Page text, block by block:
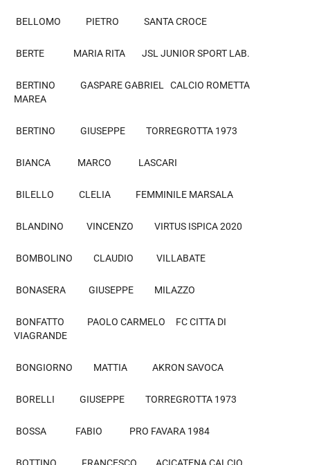
BELLOMO PIETRO SANTA CROCE
BERTE MARIA RITA JSL JUNIOR SPORT LAB.
BERTINO GASPARE GABRIEL CALCIO ROMETTA
MAREA
BERTINO GIUSEPPE TORREGROTTA 1973
BIANCA MARCO LASCARI
BILELLO CLELIA FEMMINILE MARSALA
BLANDINO VINCENZO VIRTUS ISPICA 2020
BOMBOLINO CLAUDIO VILLABATE
BONASERA GIUSEPPE MILAZZO
BONFATTO PAOLO CARMELO FC CITTA DI
VIAGRANDE
BONGIORNO MATTIA AKRON SAVOCA
BORELLI GIUSEPPE TORREGROTTA 1973
BOSSA FABIO PRO FAVARA 1984